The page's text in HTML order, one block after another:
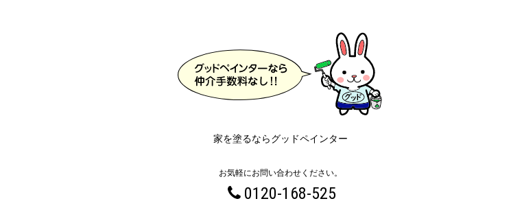
家を塗るならグッドペインター
お気軽にお問い合わせください。
0120-168-525